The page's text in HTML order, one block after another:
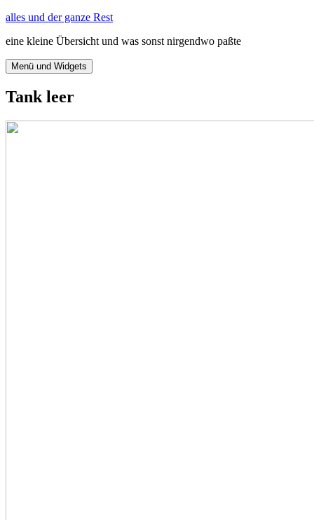
Zum
springen
alles und der ganze Rest
eine kleine Übersicht und was sonst nirgendwo paßte
Menü und Widgets
Tank leer